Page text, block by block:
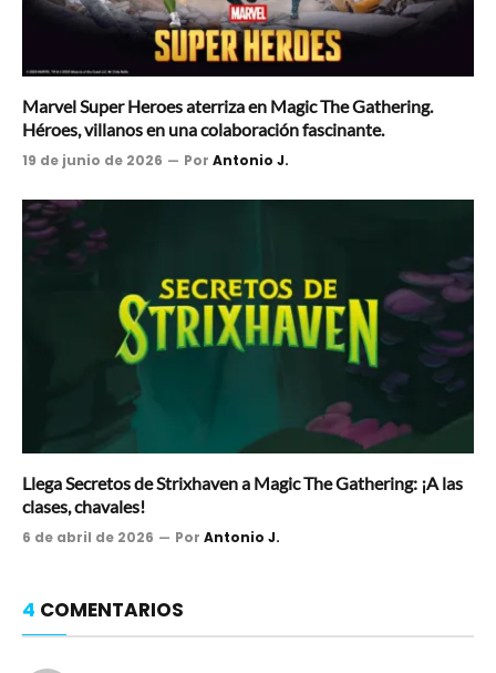
Marvel Super Heroes aterriza en Magic The Gathering.
Héroes, villanos en una colaboración fascinante.
19 de junio de 2026 Por Antonio J.
Llega Secretos de Strixhaven a Magic The Gathering: ¡A las
clases, chavales!
6 de abril de 2026 Por Antonio J.
4 COMENTARIOS